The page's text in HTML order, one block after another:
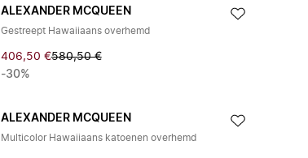
ALEXANDER MCQUEEN
Gestreept Hawaiiaans overhemd
406,50 €580,50 €
-30%
ALEXANDER MCQUEEN
Multicolor Hawaiiaans katoenen overhemd